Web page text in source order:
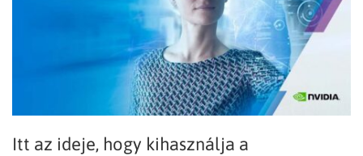
Itt az ideje, hogy kihasználja a